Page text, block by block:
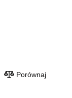
Porównaj